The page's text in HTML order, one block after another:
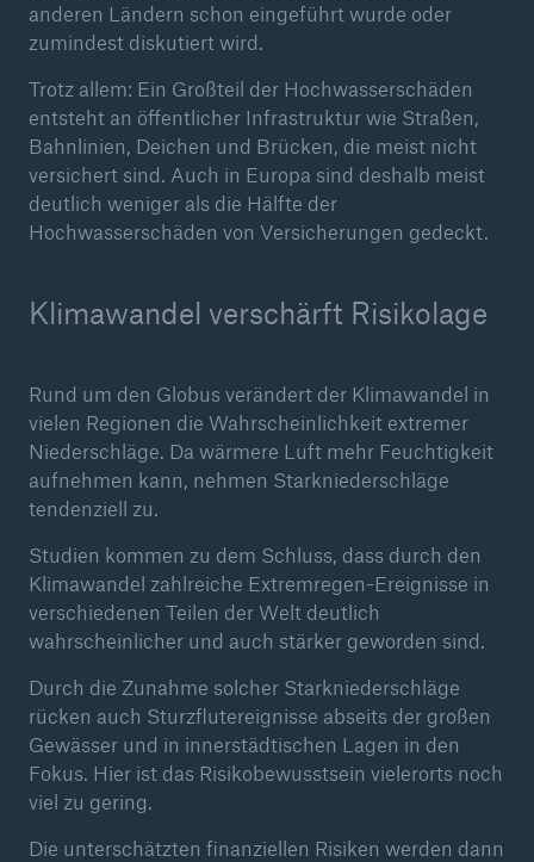
anderen Ländern schon eingeführt wurde oder
zumindest diskutiert wird.
Trotz allem: Ein Großteil der Hochwasserschäden
entsteht an öffentlicher Infrastruktur wie Straßen,
Bahnlinien, Deichen und Brücken, die meist nicht
versichert sind. Auch in Europa sind deshalb meist
deutlich weniger als die Hälfte der
Hochwasserschäden von Versicherungen gedeckt.
Klimawandel verschärft Risikolage
Rund um den Globus verändert der Klimawandel in
vielen Regionen die Wahrscheinlichkeit extremer
Niederschläge. Da wärmere Luft mehr Feuchtigkeit
aufnehmen kann, nehmen Starkniederschläge
tendenziell zu.
Studien kommen zu dem Schluss, dass durch den
Klimawandel zahlreiche Extremregen-Ereignisse in
verschiedenen Teilen der Welt deutlich
wahrscheinlicher und auch stärker geworden sind.
Durch die Zunahme solcher Starkniederschläge
rücken auch Sturzflutereignisse abseits der großen
Gewässer und in innerstädtischen Lagen in den
Fokus. Hier ist das Risikobewusstsein vielerorts noch
viel zu gering.
Die unterschätzten finanziellen Risiken werden dann
Lösungen
Cyber-Lösungen von Munich Re
Home
Risiken
nehmen tendenziell zu
Seite öffnen
Hagel, Tornados, Sturzfluten: Gewitterschäden
nehmen zu
Überschwemmungen und Sturzfluten
Tropische Wirbelstürme